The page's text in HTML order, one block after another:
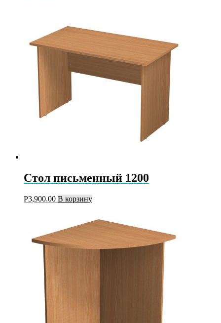
Стол письменный 1200
Р3,900.00 В корзину